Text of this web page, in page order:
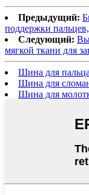
Предыдущий:
поддержки
Следующий:
мягкой ткани для
Шина для пальца
Шина для
Шина для